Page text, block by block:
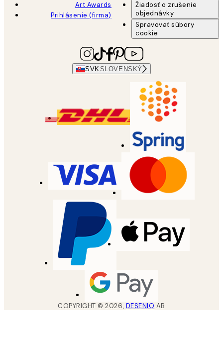
Art Awards
Prihlásenie (firma)
Žiadosť o zrušenie
objednávky
Spravovať súbory
cookie
SVK SLOVENSKÝ
COPYRIGHT ©2026, DESENIO AB